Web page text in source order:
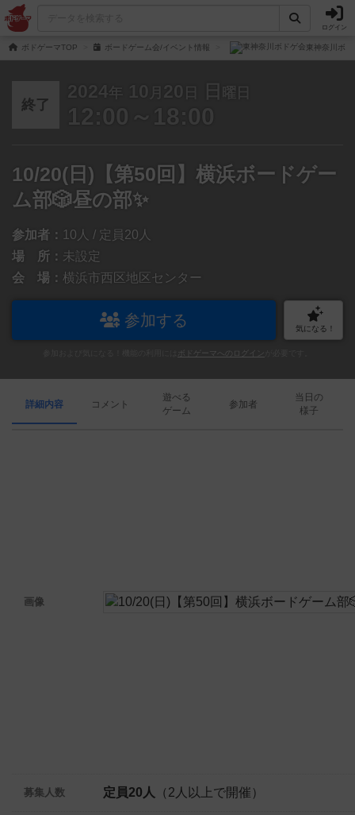
ログイン
ボドゲーマTOP ボードゲーム会/イベント情報 東神奈川ボ
終了
2024年 10 月 20 日 日 曜日
12:00～18:00
10/20(日)【第50回】横浜ボードゲー
ム部🎲昼の部✨
参加者： 10人 / 定員20人
場 所： 未設定
会 場： 横浜市西区地区センター
参加する 気になる！
ボドゲーマへのログイン
詳細内容 コメント
遊べる
ゲーム
参加者
当日の
様子
画像
募集人数 定員20人 （2人以上で開催）